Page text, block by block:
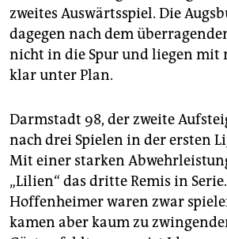
zweites Auswärtsspiel. Die
dagegen nach dem
nicht in die Spur und liegen mit
klar unter Plan.
Darmstadt 98, der zweite
nach drei Spielen in der ersten
Mit einer starken
„Lilien“ das dritte Remis in
Hoffenheimer waren zwar
kamen aber kaum zu